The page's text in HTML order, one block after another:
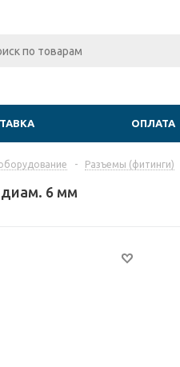
ОПЛАТА
- Разъемы (фитинги)
диам. 6 мм